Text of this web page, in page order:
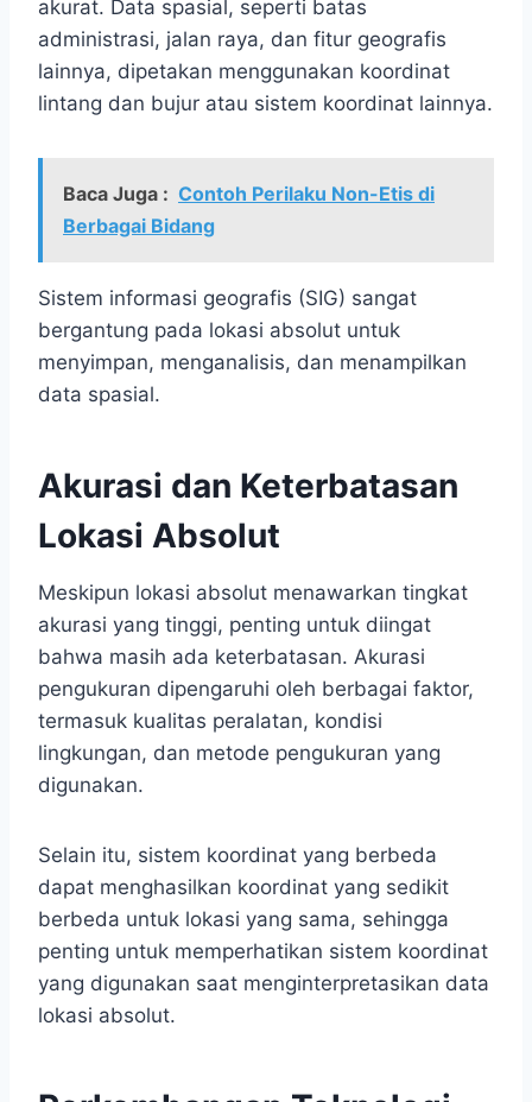
akurat. Data spasial, seperti batas
administrasi, jalan raya, dan fitur geografis
lainnya, dipetakan menggunakan koordinat
lintang dan bujur atau sistem koordinat lainnya.
Baca Juga : Contoh Perilaku Non-Etis di
Berbagai Bidang
Sistem informasi geografis (SIG) sangat
bergantung pada lokasi absolut untuk
menyimpan, menganalisis, dan menampilkan
data spasial.
Akurasi dan Keterbatasan
Lokasi Absolut
Meskipun lokasi absolut menawarkan tingkat
akurasi yang tinggi, penting untuk diingat
bahwa masih ada keterbatasan. Akurasi
pengukuran dipengaruhi oleh berbagai faktor,
termasuk kualitas peralatan, kondisi
lingkungan, dan metode pengukuran yang
digunakan.
Selain itu, sistem koordinat yang berbeda
dapat menghasilkan koordinat yang sedikit
berbeda untuk lokasi yang sama, sehingga
penting untuk memperhatikan sistem koordinat
yang digunakan saat menginterpretasikan data
lokasi absolut.